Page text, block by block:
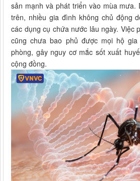
sản mạnh và phát triển vào mùa mưa.
trên, nhiều gia đình không chủ động
các dụng cụ chứa nước lâu ngày. Việc
cũng chưa bao phủ được mọi hộ
phòng, gây nguy cơ mắc sốt xuất
cộng đồng.